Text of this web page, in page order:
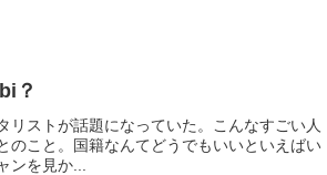
？
ストが話題になっていた。こんなすごい人
のこと。国籍なんてどうでもいいといえばい
ンを見か...